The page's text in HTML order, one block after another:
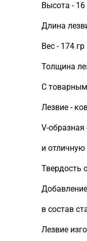
Высота -
Длина
Вес - 174 гр
Толщина
С
Лезвие -
V-
и
Твердость
в состав
Лезвие